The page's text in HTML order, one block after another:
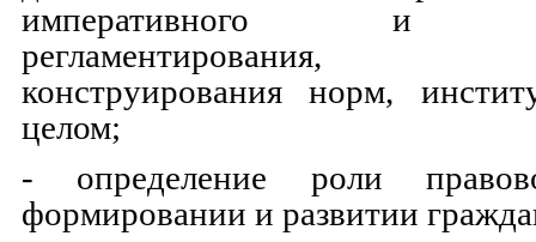
императивного и
регламентирования,
конструирования норм,
целом;
- определение роли
формировании и развитии